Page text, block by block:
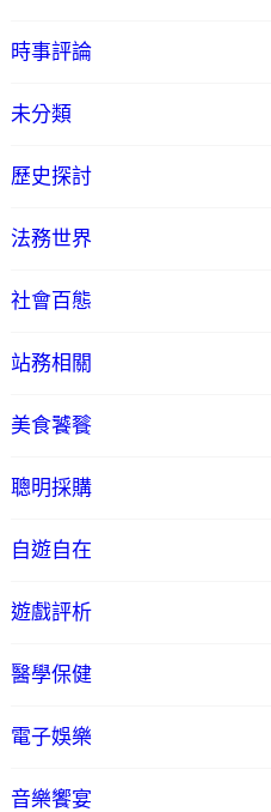
時事評論
未分類
歷史探討
法務世界
社會百態
站務相關
美食饕餮
聰明採購
自遊自在
遊戲評析
醫學保健
電子娛樂
音樂饗宴